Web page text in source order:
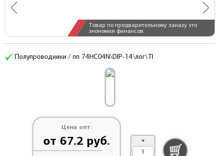
Товар по предварительному заказу это
экономия финансов.
Полупроводники / пп 74HC04N\DIP-14\лог\TI
Цена опт:
от 67.2 руб. +